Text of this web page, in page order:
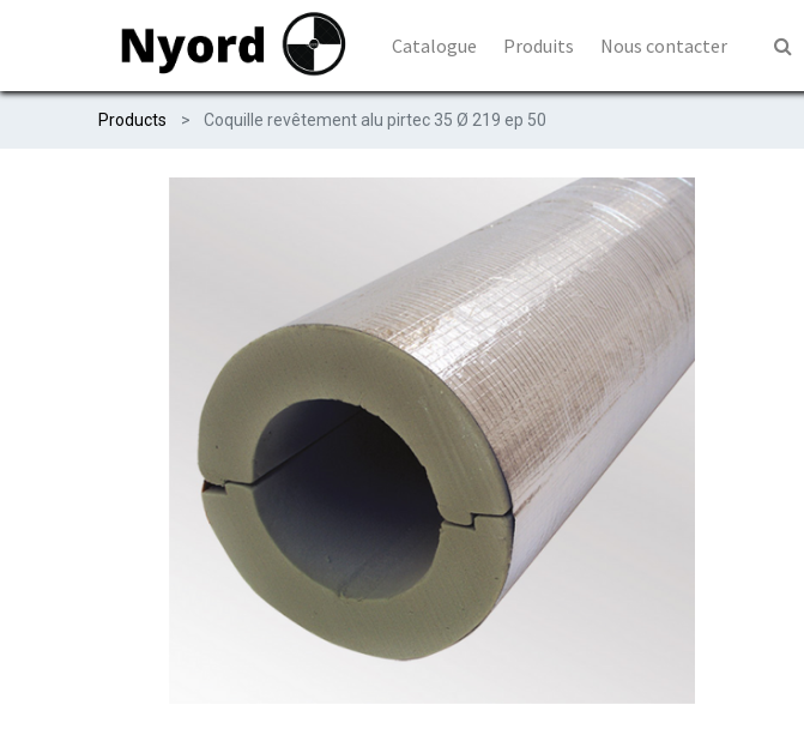
Catalogue Produits Nous contacter
Products Coquille revêtement alu pirtec 35 Ø 219 ep 50